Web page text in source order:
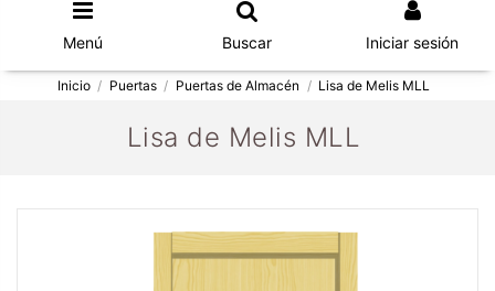
Menú Buscar Iniciar sesión
Inicio Puertas Puertas de Almacén Lisa de Melis MLL
Lisa de Melis MLL